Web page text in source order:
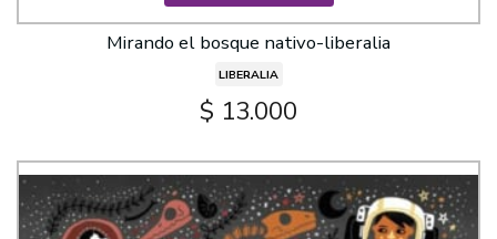
Mirando el bosque nativo-liberalia
LIBERALIA
$ 13.000